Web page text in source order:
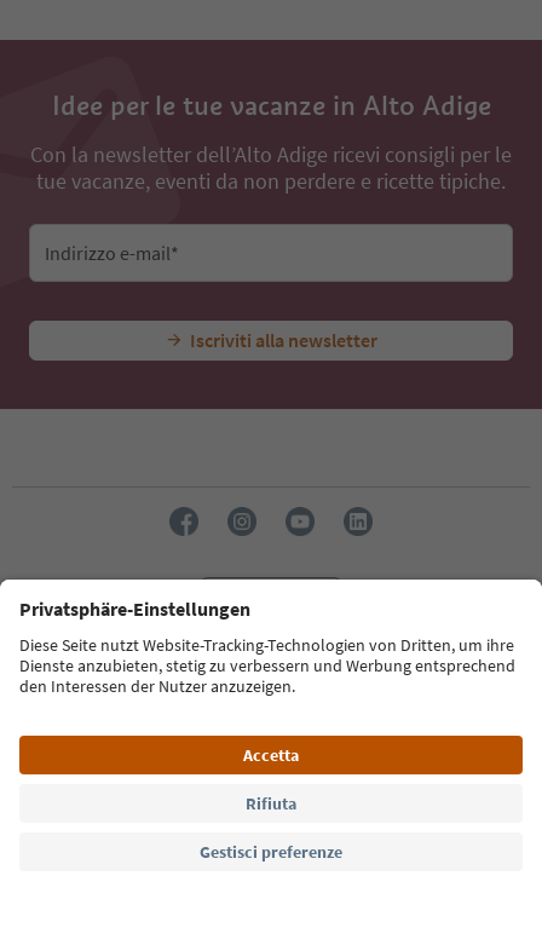
Idee per le tue vacanze in Alto Adige
Con la newsletter dell’Alto Adige ricevi consigli per le
tue vacanze, eventi da non perdere e ricette tipiche.
Indirizzo e-mail*
Iscriviti alla newsletter
Südtirol Guide App